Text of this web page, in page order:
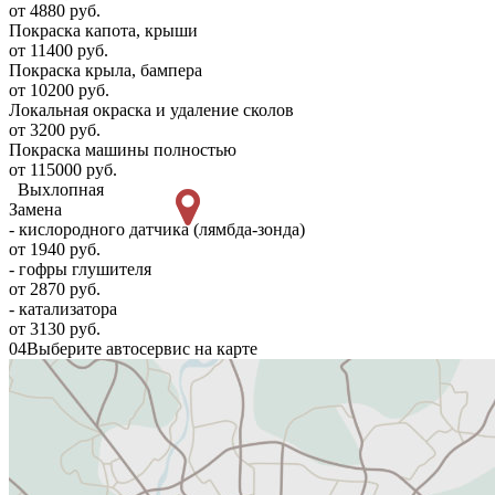
от 4880 руб.
Покраска капота, крыши
от 11400 руб.
Покраска крыла, бампера
от 10200 руб.
Локальная окраска и удаление сколов
от 3200 руб.
Покраска машины полностью
от 115000 руб.
Выхлопная
Замена
- кислородного датчика (лямбда-зонда)
от 1940 руб.
- гофры глушителя
от 2870 руб.
- катализатора
от 3130 руб.
04Выберите автосервис на карте